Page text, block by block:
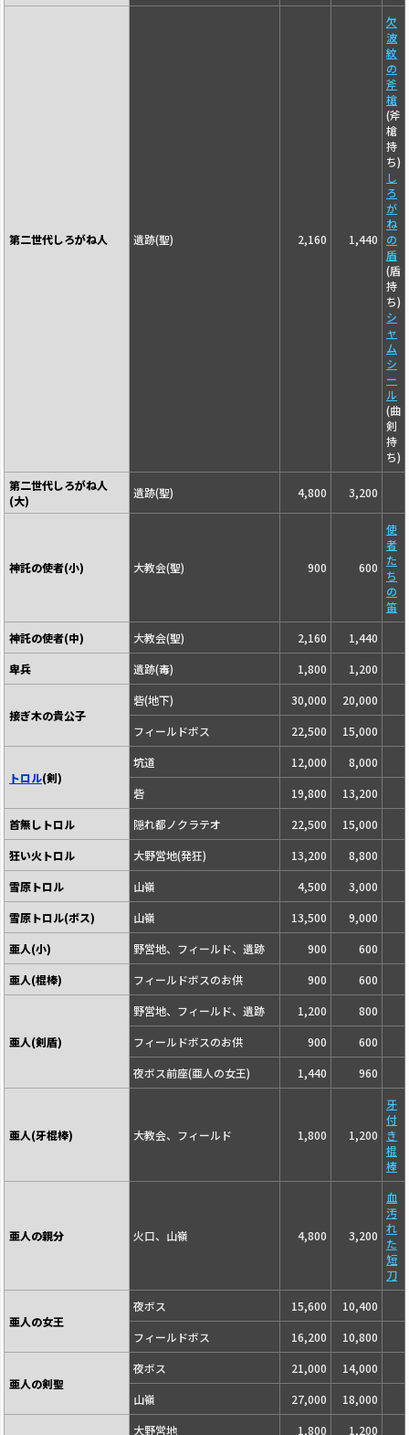
第二世代しろがね人 遺跡(聖) 2,160 1,440
欠
波
紋
の
斧
槍
(斧
槍
持
ち)
し
ろ
が
ね
の
盾
(盾
持
ち)
シ
ャ
ム
シ
ー
ル
(曲
剣
持
ち)
第二世代しろがね人
(大)
遺跡(聖) 4,800 3,200
神託の使者(小) 大教会(聖) 900 600
使
者
た
ち
の
笛
神託の使者(中)
大教会(聖) 2,160
1,440
卑兵
遺跡(毒) 1,800 1,200
接ぎ木の貴公子
砦(地下) 30,000
20,000
フィールドボス
22,500 15,000
トロル(剣)
坑道 12,000
8,000
砦
19,800
13,200
首無しトロル
隠れ都ノクラテオ 22,500
15,000
狂い火トロル
大野営地(発狂) 13,200
8,800
雪原トロル
山嶺 4,500
3,000
雪原トロル(ボス)
山嶺 13,500
9,000
亜人(小)
野営地、フィールド、遺跡 900
600
亜人(棍棒)
フィールドボスのお供 900 600
亜人(剣盾)
野営地、フィールド、遺跡 1,200
800
フィールドボスのお供
900
600
夜ボス前座(亜人の女王)
1,440 960
亜人(牙棍棒) 大教会、フィールド 1,800 1,200
牙
付
き
棍
棒
亜人の親分 火口、山嶺 4,800 3,200
血
汚
れ
た
短
刀
亜人の女王
夜ボス 15,600
10,400
フィールドボス
16,200 10,800
亜人の剣聖
夜ボス 21,000
14,000
山嶺
27,000
18,000
大野営地
1,800 1,200